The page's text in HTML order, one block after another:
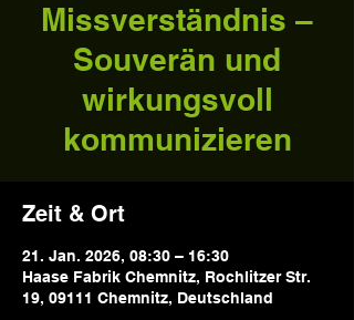
Missverständnis –
Souverän und
wirkungsvoll
kommunizieren
Zeit & Ort
21. Jan. 2026, 08:30 – 16:30
Haase Fabrik Chemnitz, Rochlitzer Str.
19, 09111 Chemnitz, Deutschland